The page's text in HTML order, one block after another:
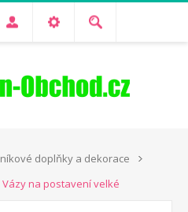
doplňky a dekorace
Vázy na postavení velké